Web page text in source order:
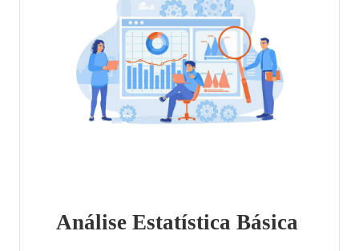
Análise Estatística Básica